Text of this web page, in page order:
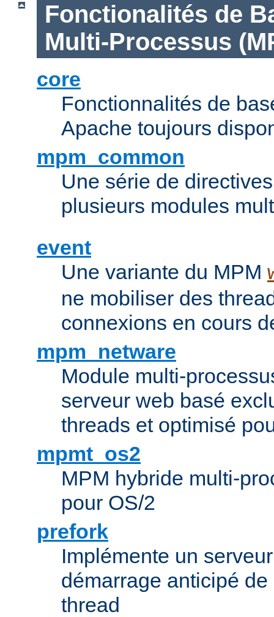
Fonctionalités de
Multi-Processus
core
Fonctionnalités de
Apache toujours
mpm_common
Une série de
plusieurs modules
event
Une variante du MPM
ne mobiliser des
connexions en cours
mpm_netware
Module multi-
serveur web basé
threads et optimisé
mpmt_os2
MPM hybride multi-
pour OS/2
prefork
Implémente un
démarrage anticipé
thread